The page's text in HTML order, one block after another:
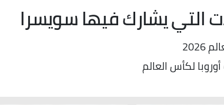
التي يشارك فيهاسويسرا
2026
لكأس العالم